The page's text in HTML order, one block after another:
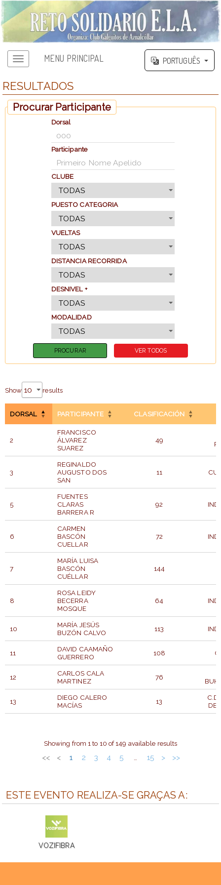
MENU PRINCIPAL PORTUGUÊS
RESULTADOS
Procurar Participante
Dorsal
Participante
CLUBE
PUESTO CATEGORIA
VUELTAS
DISTANCIA RECORRIDA
DESNIVEL +
MODALIDAD
Show results
DORSAL PARTICIPANTE CLASIFICACIÓN
2
FRANCISCO
ÁLVAREZ
SUAREZ
49
3
REGINALDO
AUGUSTO DOS
SAN
11
5
FUENTES
CLARAS
BARRERA R
92
6
CARMEN
BASCÓN
CUELLAR
72
7
MARÍA LUISA
BASCÓN
CUÉLLAR
144
8
ROSA LEIDY
BECERRA
MOSQUE
64
10
MARÍA JESÚS
BUZÓN CALVO
113
11
DAVID CAAMAÑO
GUERRERO
108
12
CARLOS CALA
MARTINEZ
76
13
DIEGO CALERO
MACÍAS
13
DE
Showing from 1 to 10 of 149 available results
<< < 1 2 3 4 5 … 15 > >>
ESTE EVENTO REALIZA-SE GRAÇAS A:
VOZIFIBRA